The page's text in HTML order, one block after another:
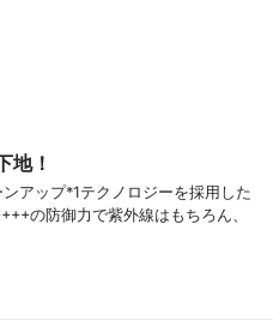
地！
アップ*1テクノロジーを採用した
の防御力で紫外線はもちろん、